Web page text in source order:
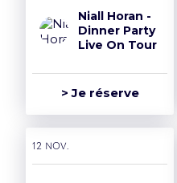
Niall Horan -
Dinner Party
Live On Tour
> Je réserve
12 nov.